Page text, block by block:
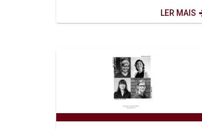
LER MAIS